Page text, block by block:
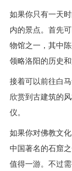
如果你只有一天
内的景点。首先
物馆之一，其中
领略洛阳的历史和
接着可以前往白
欣赏到古建筑的
仪。
如果你对佛教文
中国著名的石窟
值得一游。不过